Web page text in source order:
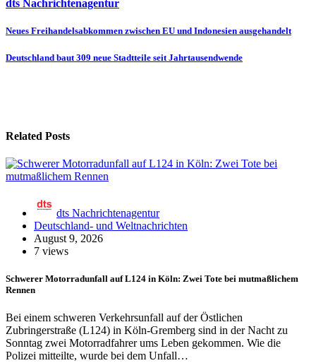
dts Nachrichtenagentur
Beitragsnavigation
Neues Freihandelsabkommen zwischen EU und Indonesien ausgehandelt
Deutschland baut 309 neue Stadtteile seit Jahrtausendwende
Related Posts
dts Nachrichtenagentur
Deutschland- und Weltnachrichten
August 9, 2026
7 views
Schwerer Motorradunfall auf L124 in Köln: Zwei Tote bei mutmaßlichem
Rennen
Bei einem schweren Verkehrsunfall auf der Östlichen
Zubringerstraße (L124) in Köln-Gremberg sind in der Nacht zu
Sonntag zwei Motorradfahrer ums Leben gekommen. Wie die
Polizei mitteilte, wurde bei dem Unfall…